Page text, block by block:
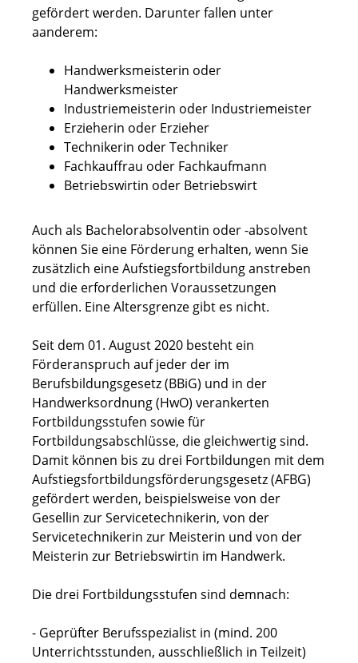
gefördert werden. Darunter fallen unter
aanderem:
Handwerksmeisterin oder
Handwerksmeister
Industriemeisterin oder Industriemeister
Erzieherin oder Erzieher
Technikerin oder Techniker
Fachkauffrau oder Fachkaufmann
Betriebswirtin oder Betriebswirt
Auch als Bachelorabsolventin oder -absolvent
können Sie eine Förderung erhalten, wenn Sie
zusätzlich eine Aufstiegsfortbildung anstreben
und die erforderlichen Voraussetzungen
erfüllen. Eine Altersgrenze gibt es nicht.
Seit dem 01. August 2020 besteht ein
Förderanspruch auf jeder der im
Berufsbildungsgesetz (BBiG) und in der
Handwerksordnung (HwO) verankerten
Fortbildungsstufen sowie für
Fortbildungsabschlüsse, die gleichwertig sind.
Damit können bis zu drei Fortbildungen mit dem
Aufstiegsfortbildungsförderungsgesetz (AFBG)
gefördert werden, beispielsweise von der
Gesellin zur Servicetechnikerin, von der
Servicetechnikerin zur Meisterin und von der
Meisterin zur Betriebswirtin im Handwerk.
Die drei Fortbildungsstufen sind demnach:
- Geprüfter Berufsspezialist in (mind. 200
Unterrichtsstunden, ausschließlich in Teilzeit)